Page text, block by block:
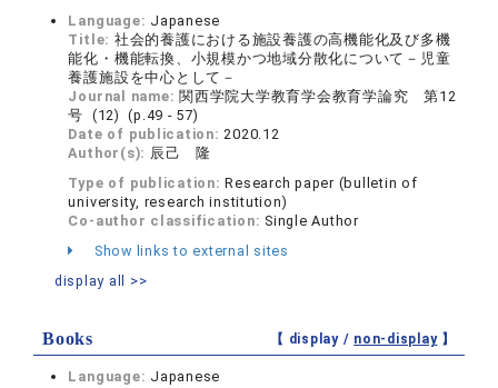
Language: Japanese
Title: 社会的養護における施設養護の高機能化及び多機
能化・機能転換、小規模かつ地域分散化について－児童
養護施設を中心として－
Journal name: 関西学院大学教育学会教育学論究 第12
号 (12) (p.49 - 57)
Date of publication: 2020.12
Author(s): 辰己 隆
Type of publication:Research paper (bulletin of
university, research institution)
Co-author classification: Single Author
Show links to external sites
display all >>
Books 【 display / non-display】
Language: Japanese